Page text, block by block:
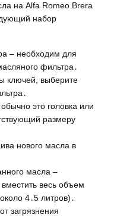
на Alfa Romeo Brera
набор
– необходим для
фильтра․
ключей, выберите
это головка или
размеру
нового масла в
масла –
весь объем
4․5 литров)․
загрязнения